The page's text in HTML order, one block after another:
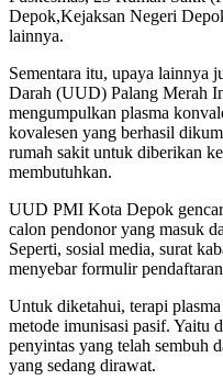
Depok,Kejaksan Negeri
lainnya.
Sementara itu, upaya lainnya
Darah (UUD) Palang Merah
mengumpulkan plasma
kovalesen yang berhasil
rumah sakit untuk diberikan
membutuhkan.
UUD PMI Kota Depok
calon pendonor yang masuk
Seperti, sosial media, surat
menyebar formulir
Untuk diketahui, terapi
metode imunisasi pasif. Yaitu
penyintas yang telah sembuh
yang sedang dirawat.